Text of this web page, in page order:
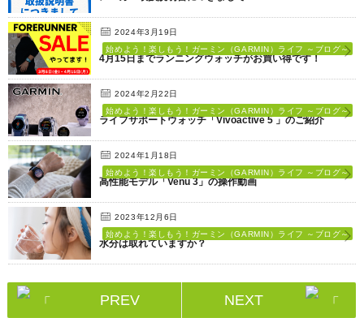
2024年3月19日
始めよう！楽しもう！ガーミン（GARMIN）ライフ ～ブログ～
4月15日までランニングウォッチがお買い得です！
2024年2月22日
始めよう！楽しもう！ガーミン（GARMIN）ライフ ～ブログ～
ライフサポートウォッチ「Vivoactive 5 」のご紹介
2024年1月18日
始めよう！楽しもう！ガーミン（GARMIN）ライフ ～ブログ～
高性能モデル「Venu 3」の操作動画
2023年12月6日
始めよう！楽しもう！ガーミン（GARMIN）ライフ ～ブログ～
水分は取れていますか？
PREV NEXT